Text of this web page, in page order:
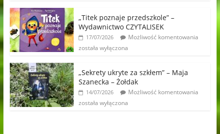
„Titek poznaje przedszkole” –
Wydawnictwo CZYTALISEK
17/07/2026
Możliwość komentowania
została wyłączona
„Sekrety ukryte za szkłem” – Maja
Szanecka – Żołdak
14/07/2026
Możliwość komentowania
została wyłączona